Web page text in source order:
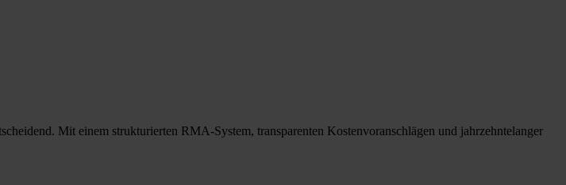
Mit einem strukturierten RMA-System, transparenten Kostenvoranschlägen und jahrzehntelanger